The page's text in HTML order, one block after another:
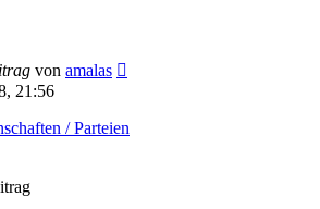
von amalas
21:56
/ Parteien